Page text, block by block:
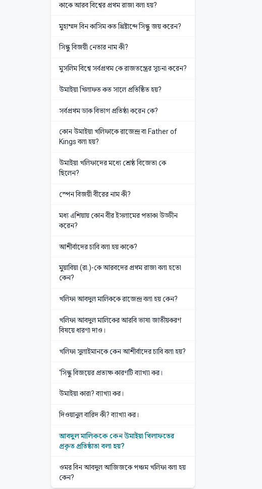
কাকে আরব বিশ্বের প্রথম রাজা বলা হয়?
মুহাম্মদ বিন কাসিম কত খ্রিষ্টাব্দে সিন্ধু জয় করেন?
সিন্ধু বিজয়ী নেতার নাম কী?
মুসলিম বিশ্বে সর্বপ্রথম কে রাজতন্ত্রের সূচনা করেন?
উমাইয়া খিলাফত কত সালে প্রতিষ্ঠিত হয়?
সর্বপ্রথম ডাক বিভাগ প্রতিষ্ঠা করেন কে?
কোন উমাইয়া খলিফাকে রাজেন্দ্র বা Father of
Kings বলা হয়?
উমাইয়া খলিফাদের মধ্যে শ্রেষ্ঠ বিজেতা কে
ছিলেন?
স্পেন বিজয়ী বীরের নাম কী?
মধ্য এশিয়ায় কোন বীর ইসলামের পতাকা উড্ডীন
করেন?
আশীর্বাদের চাবি বলা হয় কাকে?
মুয়াবিয়া (রা.)-কে আরবদের প্রথম রাজা বলা হতো
কেন?
খলিফা আবদুল মালিককে রাজেন্দ্র বলা হয় কেন?
খলিফা আবদুল মালিকের আরবি ভাষা জাতীয়করণ
বিষয়ে ধারণা দাও।
খলিফা সুলাইমানকে কেন আশীর্বাদের চাবি বলা হয়?
'সিন্ধু বিজয়ের প্রত্যক্ষ কারণটি ব্যাখ্যা কর।
উমাইয়া কারা? ব্যাখ্যা কর।
দিওয়ানুল বারিদ কী? ব্যাখ্যা কর।
আবদুল মালিককে কেন উমাইয়া খিলাফতের
প্রকৃত প্রতিষ্ঠাতা বলা হয়?
ওমর বিন আবদুল আজিজকে পঞ্চম খলিফা বলা হয়
কেন?